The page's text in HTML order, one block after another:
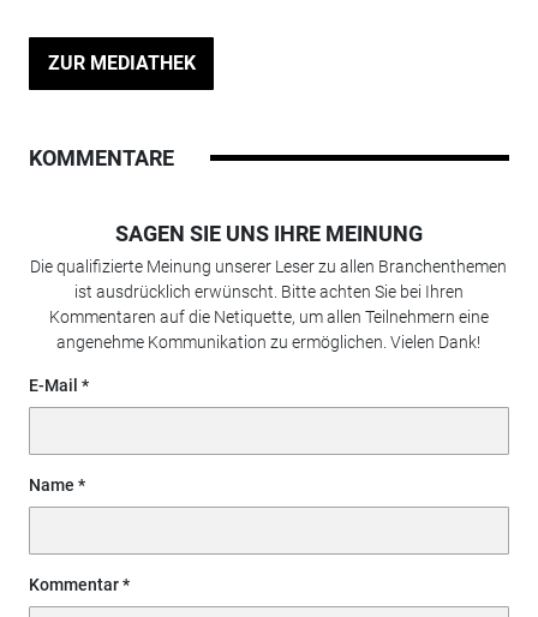
ZUR MEDIATHEK
KOMMENTARE
SAGEN SIE UNS IHRE MEINUNG
Die qualifizierte Meinung unserer Leser zu allen Branchenthemen
ist ausdrücklich erwünscht. Bitte achten Sie bei Ihren
Kommentaren auf die Netiquette, um allen Teilnehmern eine
angenehme Kommunikation zu ermöglichen. Vielen Dank!
E-Mail
Name
Kommentar